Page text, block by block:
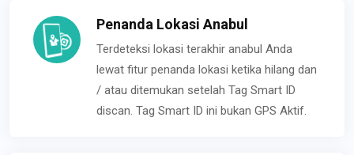
Penanda Lokasi Anabul
Terdeteksi lokasi terakhir anabul Anda
lewat fitur penanda lokasi ketika hilang dan
/ atau ditemukan setelah Tag Smart ID
discan. Tag Smart ID ini bukan GPS Aktif.